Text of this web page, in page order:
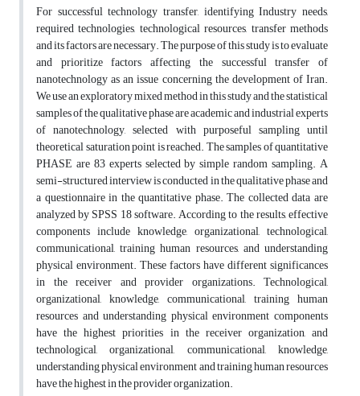
For successful technology transfer, identifying Industry needs,
required technologies, technological resources, transfer methods
and its factors are necessary. The purpose of this study is to evaluate
and prioritize factors affecting the successful transfer of
nanotechnology as an issue concerning the development of Iran.
We use an exploratory mixed method in this study and the statistical
samples of the qualitative phase are academic and industrial experts
of nanotechnology, selected with purposeful sampling until
theoretical saturation point is reached. The samples of quantitative
PHASE are 83 experts selected by simple random sampling. A
semi-structured interview is conducted in the qualitative phase and
a questionnaire in the quantitative phase. The collected data are
analyzed by SPSS 18 software. According to the results, effective
components include knowledge, organizational, technological,
communicational, training human resources, and understanding
physical environment. These factors have different significances
in the receiver and provider organizations. Technological,
organizational, knowledge, communicational, training human
resources and understanding physical environment components
have the highest priorities in the receiver organization, and
technological, organizational, communicational, knowledge,
understanding physical environment and training human resources
have the highest in the provider organization.